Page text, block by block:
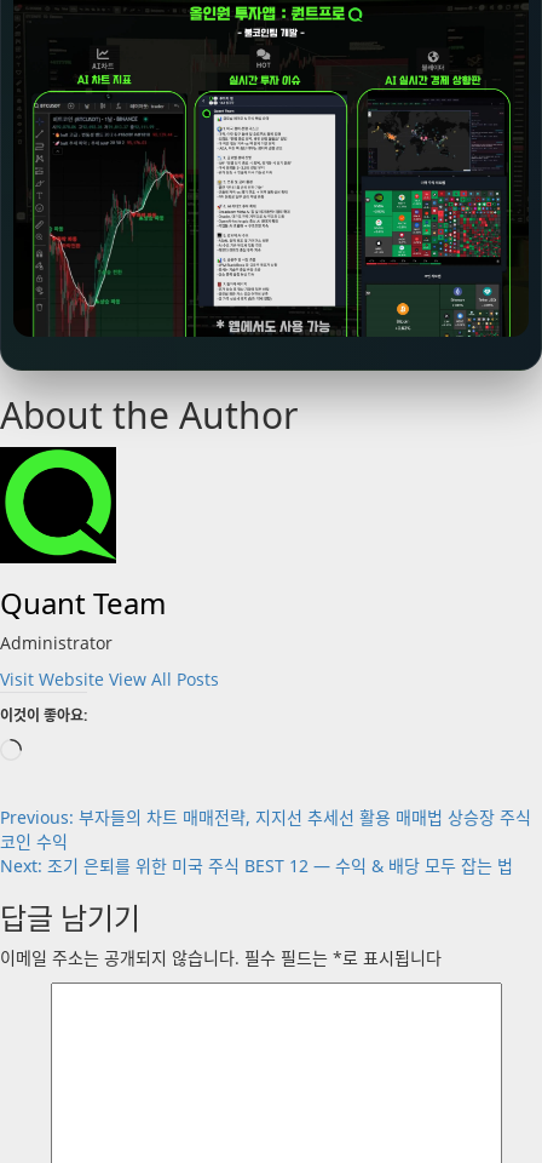
About the Author
Quant Team
Administrator
Visit Website View All Posts
이것이 좋아요:
로
Post
navigation
Previous: 부자들의 차트 매매전략, 지지선 추세선 활용 매매법 상승장 주식
코인 수익
Next: 조기 은퇴를 위한 미국 주식 BEST 12 — 수익 & 배당 모두 잡는 법
답글 남기기
이메일 주소는 공개되지 않습니다. 필수 필드는 *로 표시됩니다